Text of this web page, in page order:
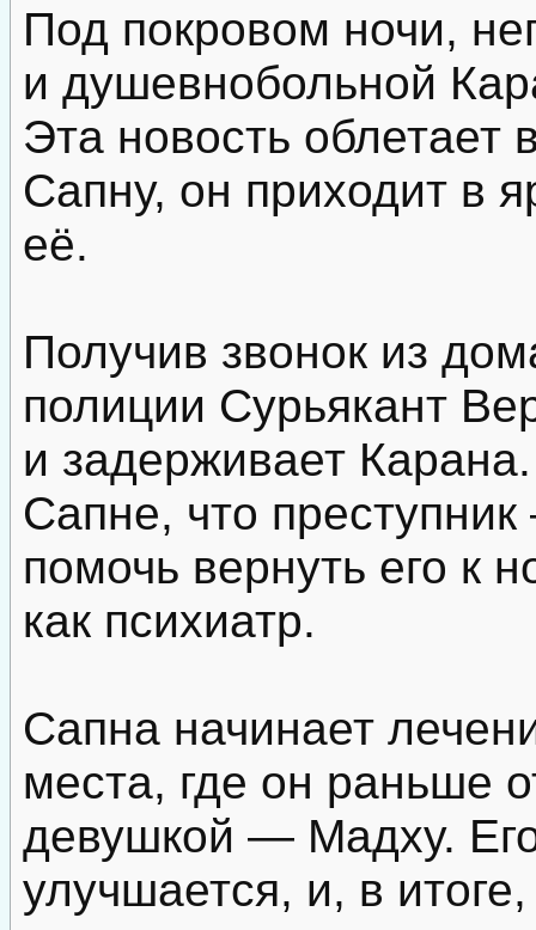
Под покровом ночи,
и душевнобольной
Эта новость облетает
Сапну, он приходит в
её.
Получив звонок из
полиции Сурьякант
и задерживает
Сапне, что
помочь вернуть его к
как психиатр.
Сапна начинает
места, где он раньше
девушкой — Мадху.
улучшается, и, в